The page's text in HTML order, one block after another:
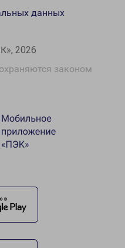
2026
законом
данных